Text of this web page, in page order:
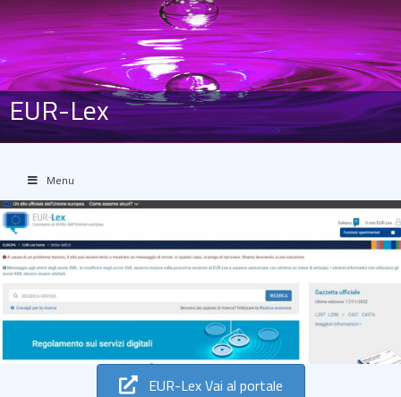
EUR-Lex
Menu
EUR-Lex Vai al portale